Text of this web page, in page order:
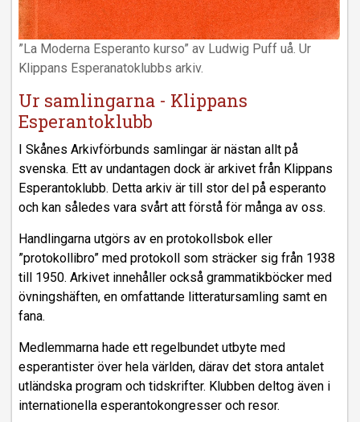
”La Moderna Esperanto kurso” av Ludwig Puff uå. Ur
Klippans Esperanatoklubbs arkiv.
Ur samlingarna - Klippans
Esperantoklubb
I Skånes Arkivförbunds samlingar är nästan allt på
svenska. Ett av undantagen dock är arkivet från Klippans
Esperantoklubb. Detta arkiv är till stor del på esperanto
och kan således vara svårt att förstå för många av oss.
Handlingarna utgörs av en protokollsbok eller
”protokollibro” med protokoll som sträcker sig från 1938
till 1950. Arkivet innehåller också grammatikböcker med
övningshäften, en omfattande litteratursamling samt en
fana.
Medlemmarna hade ett regelbundet utbyte med
esperantister över hela världen, därav det stora antalet
utländska program och tidskrifter. Klubben deltog även i
internationella esperantokongresser och resor.